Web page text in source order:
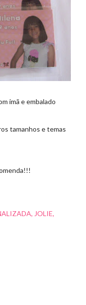
imã e embalado
tamanhos e temas
JOLIE